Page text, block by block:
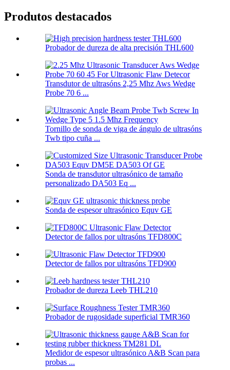
Produtos destacados
Probador de dureza de alta precisión THL600
Transdutor de ultrasóns 2,25 Mhz Aws Wedge
Probe 70 6 ...
Tornillo de sonda de viga de ángulo de ultrasóns
Twb tipo cuña ...
Sonda de transdutor ultrasónico de tamaño
personalizado DA503 Eq ...
Sonda de espesor ultrasónico Equv GE
Detector de fallos por ultrasóns TFD800C
Detector de fallos por ultrasóns TFD900
Probador de dureza Leeb THL210
Probador de rugosidade superficial TMR360
Medidor de espesor ultrasónico A&B Scan para
probas ...